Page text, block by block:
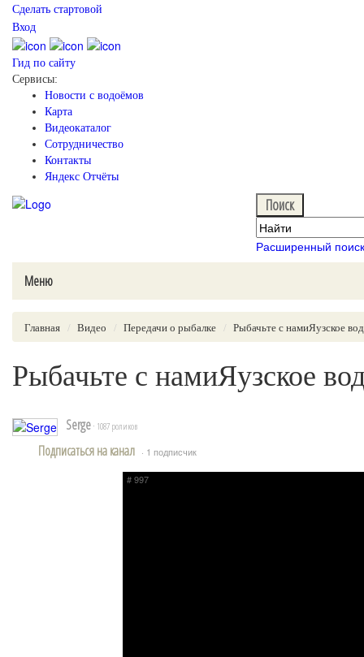
Сделать стартовой
Вход
Гид по сайту
Сервисы:
Новости с водоёмов
Карта
Видеокаталог
Сотрудничество
Контакты
Яндекс Отчёты
Расширенный поиск
Меню
Главная Видео Передачи о рыбалке Рыбачьте с намиЯузское
Рыбачьте с намиЯузское
Serge · 1087 роликов
Подписаться на канал · 1 подписчик
# 997